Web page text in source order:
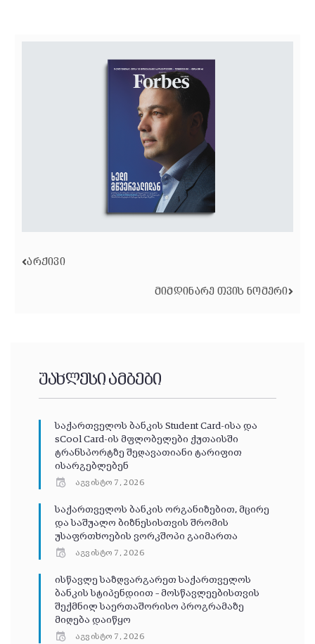
ᲐᲠᲥᲘᲕᲘ
ᲛᲘᲛᲓᲘᲜᲐᲠᲔ ᲗᲕᲘᲡ ᲜᲝᲛᲔᲠᲘ
უახლესი ამბები
საქართველოს ბანკის Student Card-ისა და
sCool Card-ის მფლობელები ქუთაისში
ტრანსპორტზე შეღავათიანი ტარიფით
ისარგებლებენ
აგვისტო 7, 2026
საქართველოს ბანკის ორგანიზებით, მცირე
და საშუალო ბიზნესისთვის შრომის
უსაფრთხოების ვორკშოპი გაიმართა
აგვისტო 7, 2026
ისწავლე საზღვარგარეთ საქართველოს
ბანკის სტიპენდიით – მოსწავლეებისთვის
შექმნილ საერთაშორისო პროგრამაზე
მიღება დაიწყო
აგვისტო 7, 2026